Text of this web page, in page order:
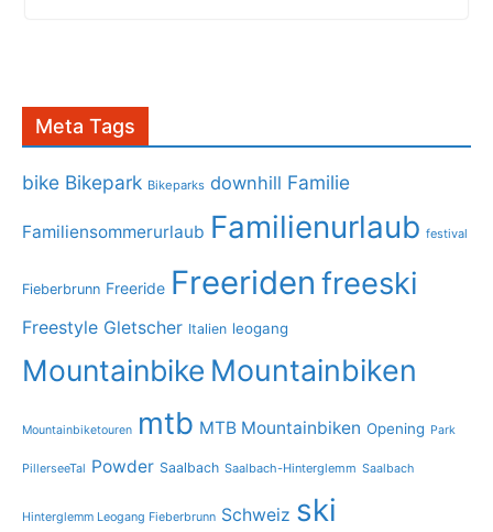
Meta Tags
bike Bikepark Bikeparks downhill Familie
Familiensommerurlaub Familienurlaub festival
Fieberbrunn Freeride Freeriden freeski
Freestyle Gletscher Italien leogang
Mountainbike Mountainbiken
Mountainbiketouren mtb MTB Mountainbiken Opening Park
PillerseeTal Powder Saalbach Saalbach-Hinterglemm Saalbach
Hinterglemm Leogang Fieberbrunn Schweiz ski